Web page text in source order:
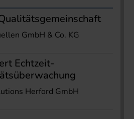
GmbH & Co. KG
Echtzeit-
Herford GmbH